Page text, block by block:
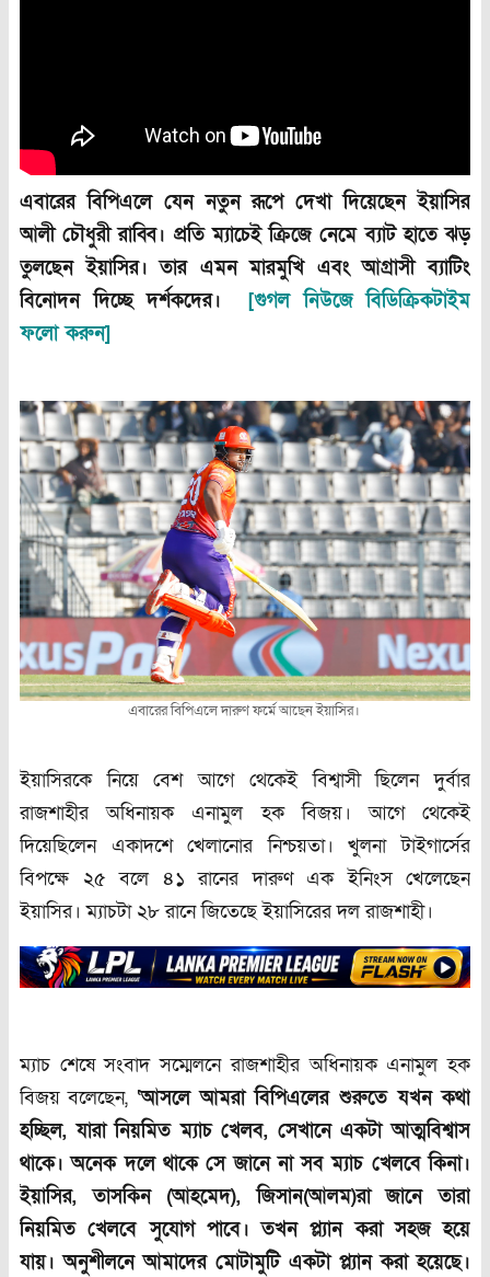
এবারের বিপিএলে যেন নতুন রূপে দেখা দিয়েছেন ইয়াসির
আলী চৌধুরী রাব্বি। প্রতি ম্যাচেই ক্রিজে নেমে ব্যাট হাতে ঝড়
তুলছেন ইয়াসির। তার এমন মারমুখি এবং আগ্রাসী ব্যাটিং
বিনোদন দিচ্ছে দর্শকদের। [গুগল নিউজে বিডিক্রিকটাইম
ফলো করুন]
এবারের বিপিএলে দারুণ ফর্মে আছেন ইয়াসির।
ইয়াসিরকে নিয়ে বেশ আগে থেকেই বিশ্বাসী ছিলেন দুর্বার
রাজশাহীর অধিনায়ক এনামুল হক বিজয়। আগে থেকেই
দিয়েছিলেন একাদশে খেলানোর নিশ্চয়তা। খুলনা টাইগার্সের
বিপক্ষে ২৫ বলে ৪১ রানের দারুণ এক ইনিংস খেলেছেন
ইয়াসির। ম্যাচটা ২৮ রানে জিতেছে ইয়াসিরের দল রাজশাহী।
ম্যাচ শেষে সংবাদ সম্মেলনে রাজশাহীর অধিনায়ক এনামুল হক
বিজয় বলেছেন, ‘আসলে আমরা বিপিএলের শুরুতে যখন কথা
হচ্ছিল,যারা নিয়মিত ম্যাচ খেলব, সেখানে একটা আত্মবিশ্বাস
থাকে। অনেক দলে থাকে সে জানে না সব ম্যাচ খেলবে কিনা।
ইয়াসির,তাসকিন (আহমেদ),জিসান(আলম)রা জানে তারা
নিয়মিত খেলবে সুযোগ পাবে। তখন প্ল্যান করা সহজ হয়ে
যায়। অনুশীলনে আমাদের মোটামুটি একটা প্ল্যান করা হয়েছে।